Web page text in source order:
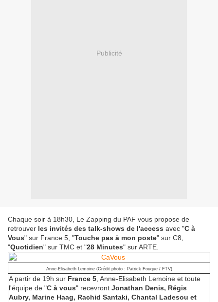
Publicité
Chaque soir à 18h30, Le Zapping du PAF vous propose de
retrouver les invités des talk-shows de l'access avec "C à
Vous" sur France 5, "Touche pas à mon poste" sur C8,
"Quotidien" sur TMC et "28 Minutes" sur ARTE.
Anne-Elisabeth Lemoine (Crédit photo : Patrick Fouque / FTV)
A partir de 19h sur France 5 , Anne-Elisabeth Lemoine et toute
l'équipe de "C à vous" recevront Jonathan Denis, Régis
Aubry, Marine Haag, Rachid Santaki, Chantal Ladesou et